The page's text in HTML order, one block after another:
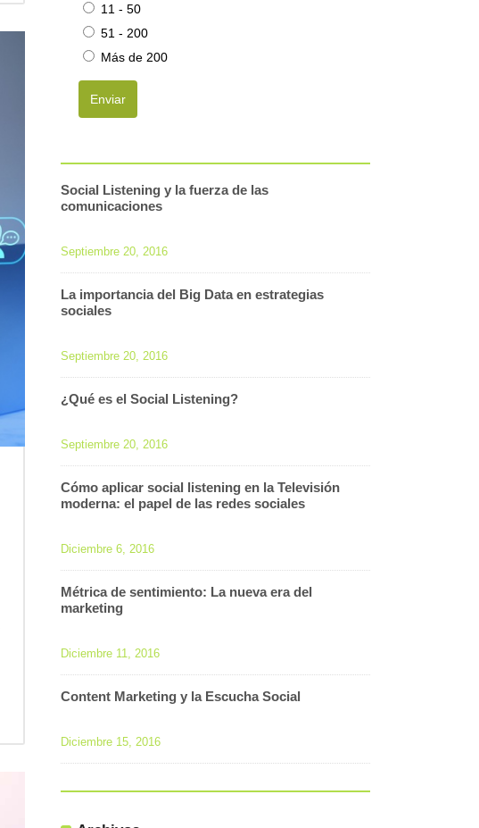
11 - 50
51 - 200
Más de 200
Enviar
Social Listening y la fuerza de las
comunicaciones
Septiembre 20, 2016
La importancia del Big Data en estrategias
sociales
Septiembre 20, 2016
¿Qué es el Social Listening?
Septiembre 20, 2016
Cómo aplicar social listening en la Televisión
moderna: el papel de las redes sociales
Diciembre 6, 2016
Métrica de sentimiento: La nueva era del
marketing
Diciembre 11, 2016
Content Marketing y la Escucha Social
Diciembre 15, 2016